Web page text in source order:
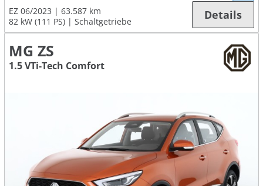
EZ 06/2023
63.587 km
82 kW (111 PS)
Schaltgetriebe Details
MG ZS
1.5 VTi-Tech Comfort